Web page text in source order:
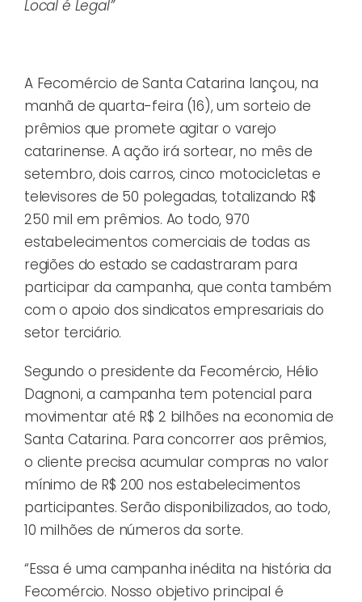
Local é Legal”
A Fecomércio de Santa Catarina lançou, na
manhã de quarta-feira (16), um sorteio de
prêmios que promete agitar o varejo
catarinense. A ação irá sortear, no mês de
setembro, dois carros, cinco motocicletas e
televisores de 50 polegadas, totalizando R$
250 mil em prêmios. Ao todo, 970
estabelecimentos comerciais de todas as
regiões do estado se cadastraram para
participar da campanha, que conta também
com o apoio dos sindicatos empresariais do
setor terciário.
Segundo o presidente da Fecomércio, Hélio
Dagnoni, a campanha tem potencial para
movimentar até R$ 2 bilhões na economia de
Santa Catarina. Para concorrer aos prêmios,
o cliente precisa acumular compras no valor
mínimo de R$ 200 nos estabelecimentos
participantes. Serão disponibilizados, ao todo,
10 milhões de números da sorte.
“Essa é uma campanha inédita na história da
Fecomércio. Nosso objetivo principal é